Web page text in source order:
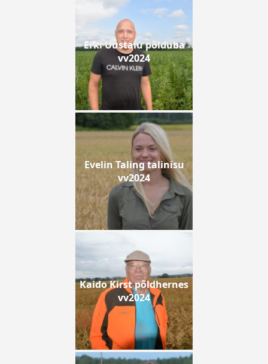
Erki Uustalu põlduba
vv2024
Evelin Taling talinisu
vv2024
Kaido Kirst põldhernes
vv2024